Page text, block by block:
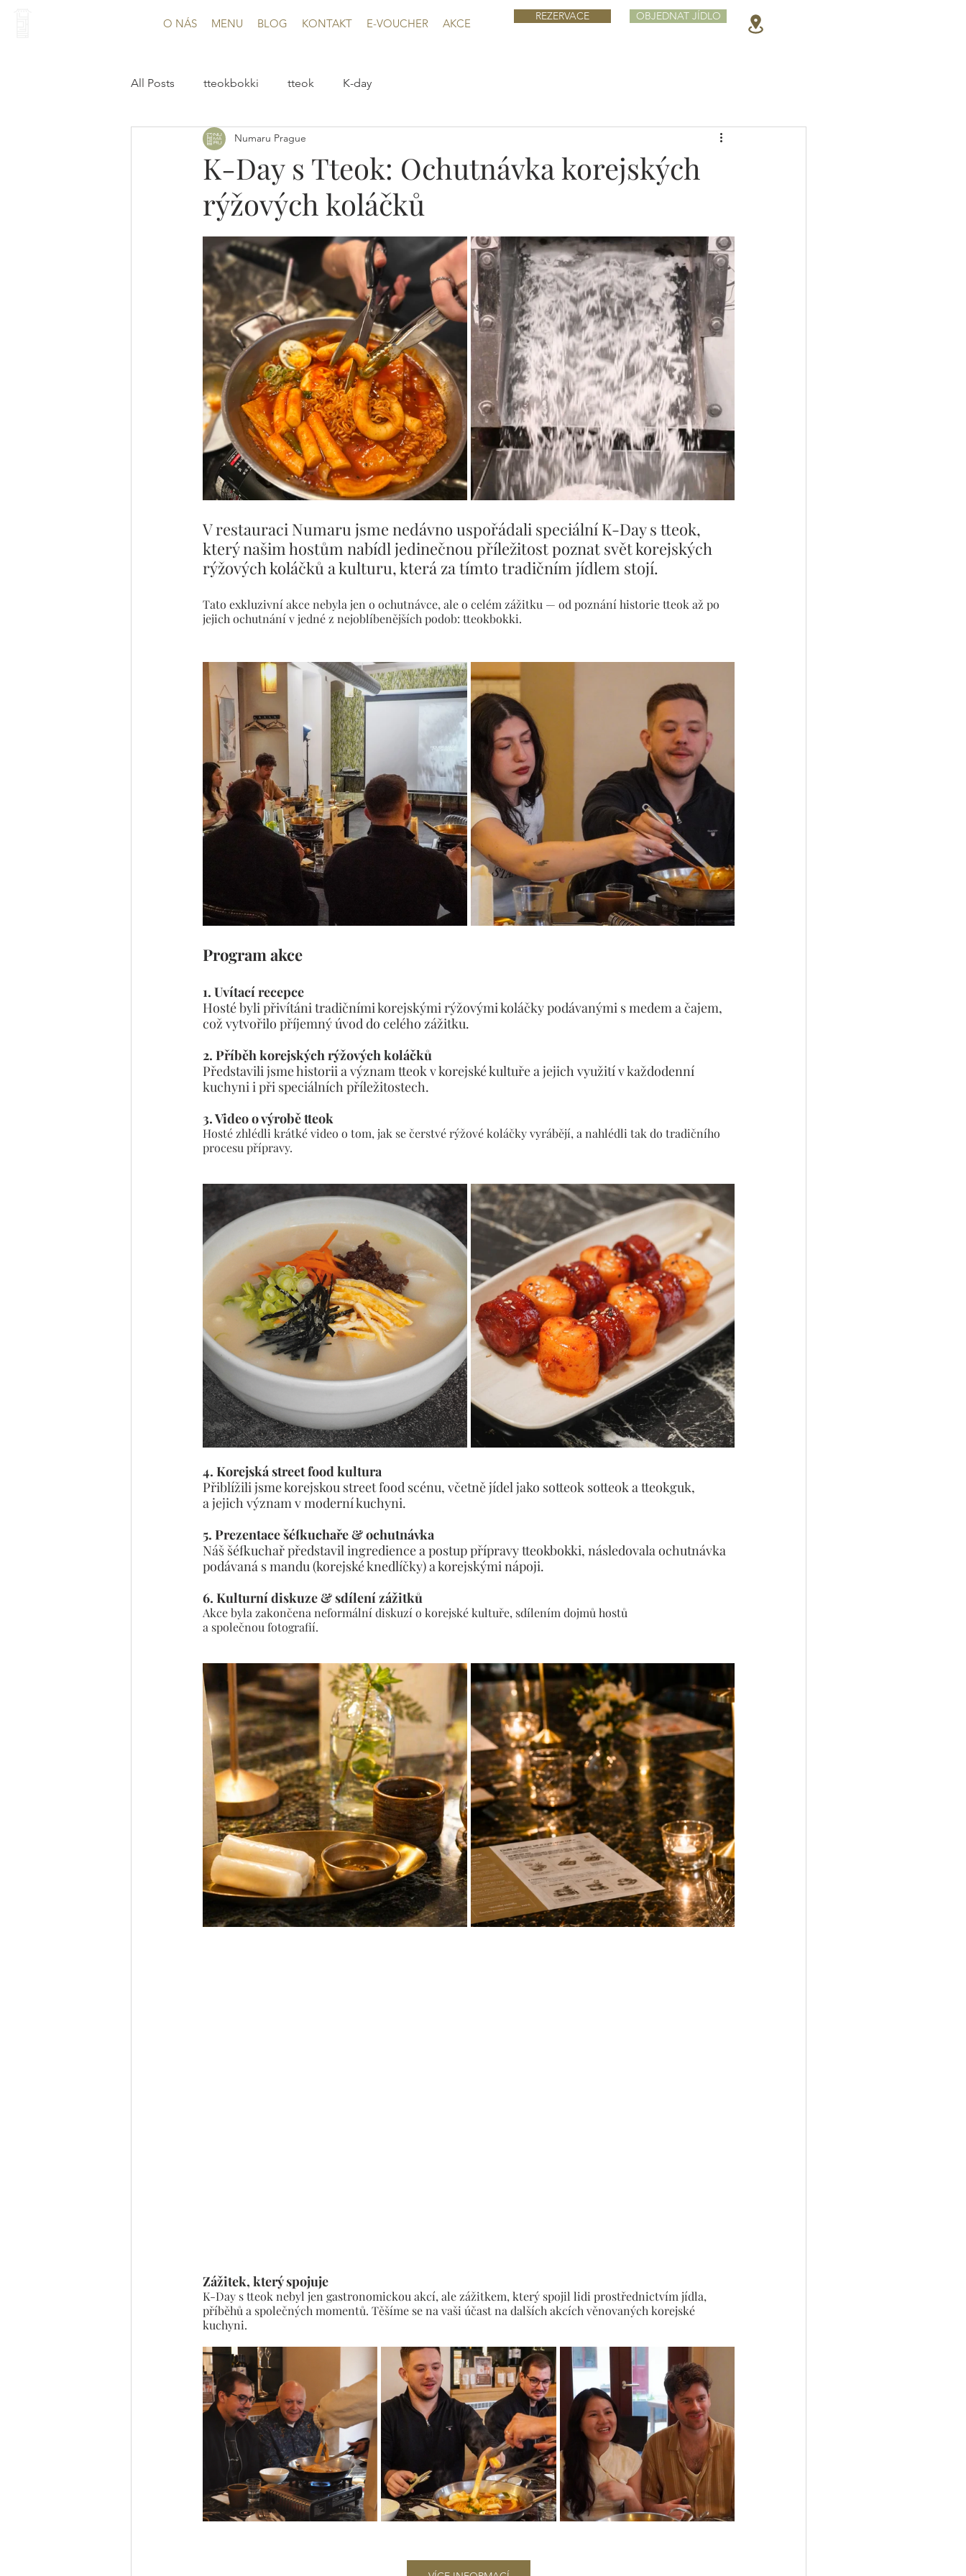
O NÁS MENU BLOG KONTAKT E-VOUCHER AKCE
REZERVACE OBJEDNAT JÍDLO
All Posts tteokbokki tteok K-day
K-Day s Tteok: Ochutnávka korejských
rýžových koláčků
Numaru Prague
V restauraci Numaru jsme nedávno uspořádali speciální K-Day s tteok,
který našim hostům nabídl jedinečnou příležitost poznat svět korejských
rýžových koláčků a kulturu, která za tímto tradičním jídlem stojí.
Tato exkluzivní akce nebyla jen o ochutnávce, ale o celém zážitku — od poznání historie tteok až po
jejich ochutnání v jedné z nejoblíbenějších podob: tteokbokki.
Program akce
1. Uvítací recepce
Hosté byli přivítáni tradičními korejskými rýžovými koláčky podávanými s medem a čajem,
což vytvořilo příjemný úvod do celého zážitku.
2. Příběh korejských rýžových koláčků
Představili jsme historii a význam tteok v korejské kultuře a jejich využití v každodenní
kuchyni i při speciálních příležitostech.
3. Video o výrobě tteok
Hosté zhlédli krátké video o tom, jak se čerstvé rýžové koláčky vyrábějí, a nahlédli tak do tradičního
procesu přípravy.
4. Korejská street food kultura
Přiblížili jsme korejskou street food scénu, včetně jídel jako sotteok sotteok a tteokguk,
a jejich význam v moderní kuchyni.
5. Prezentace šéfkuchaře & ochutnávka
Náš šéfkuchař představil ingredience a postup přípravy tteokbokki, následovala ochutnávka
podávaná s mandu (korejské knedlíčky) a korejskými nápoji.
6. Kulturní diskuze & sdílení zážitků
Akce byla zakončena neformální diskuzí o korejské kultuře, sdílením dojmů hostů
a společnou fotografií.
Zážitek, který spojuje
K-Day s tteok nebyl jen gastronomickou akcí, ale zážitkem, který spojil lidi prostřednictvím jídla,
příběhů a společných momentů. Těšíme se na vaši účast na dalších akcích věnovaných korejské
kuchyni.